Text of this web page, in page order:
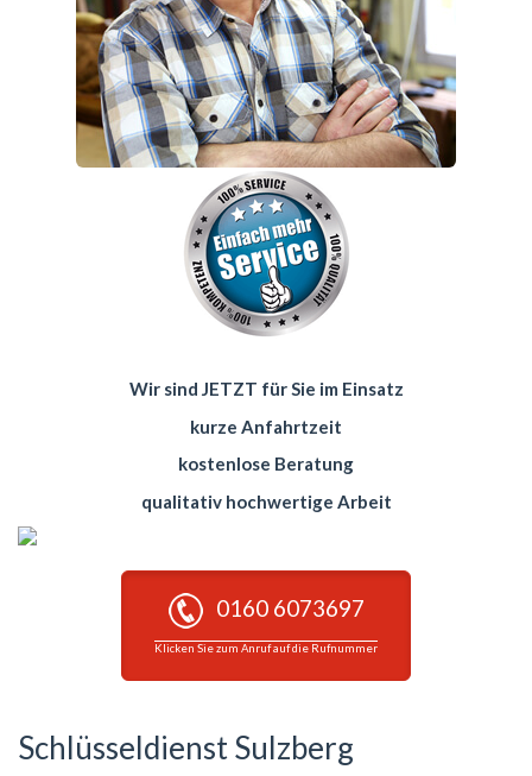
Wir sind JETZT für Sie im Einsatz
kurze Anfahrtzeit
kostenlose Beratung
qualitativ hochwertige Arbeit
0160 6073697
Klicken Sie zum Anruf auf die Rufnummer
Schlüsseldienst Sulzberg